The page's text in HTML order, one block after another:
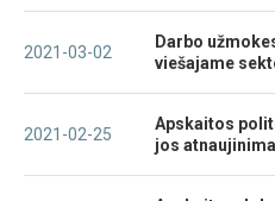
2021-03-02
Darbo
viešajame
2021-02-25
Apskaitos
jos